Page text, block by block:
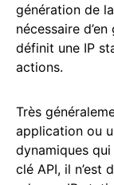
génération de
nécessaire
définit une IP
actions.
Très
application ou
dynamiques
clé API, il n’est